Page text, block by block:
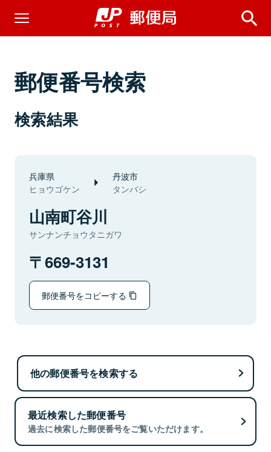
郵便番号検索
検索結果
兵庫県
ヒョウゴケン
丹波市
タンバシ
山南町谷川
サンナンチョウタニガワ
669-3131
郵便番号をコピーする
他の郵便番号を検索する
最近検索した郵便番号
過去に検索した郵便番号をご覧いただけます。